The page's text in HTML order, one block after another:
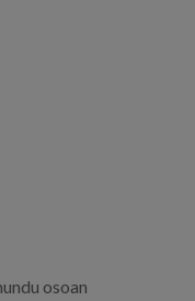
osoan